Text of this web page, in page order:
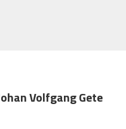
Volfgang Gete